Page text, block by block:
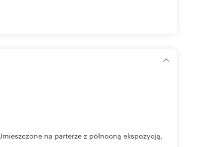
na parterze z północną ekspozycją,